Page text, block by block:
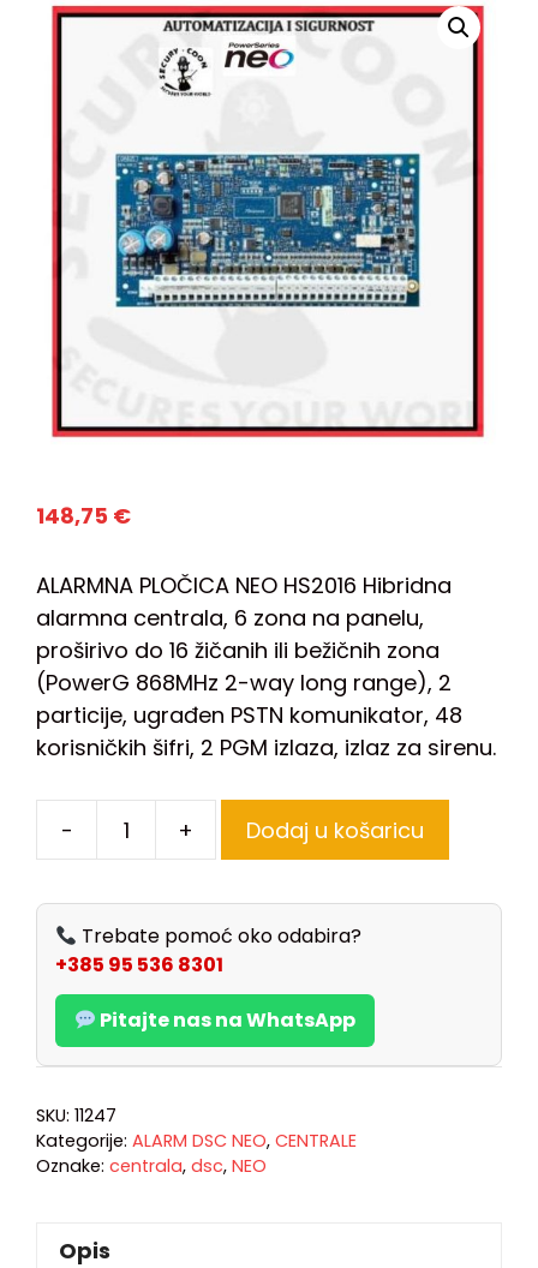
148,75 €
ALARMNA PLOČICA NEO HS2016 Hibridna
alarmna centrala, 6 zona na panelu,
proširivo do 16 žičanih ili bežičnih zona
(PowerG 868MHz 2-way long range), 2
particije, ugrađen PSTN komunikator, 48
korisničkih šifri, 2 PGM izlaza, izlaz za sirenu.
- + Dodaj u košaricu
Trebate pomoć oko odabira?
+385 95 536 8301
Pitajte nas na WhatsApp
SKU: 11247
Kategorije: ALARM DSC NEO, CENTRALE
Oznake: centrala, dsc, NEO
Opis